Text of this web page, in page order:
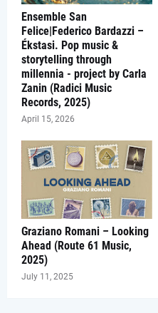
Ensemble San
Felice|Federico Bardazzi –
Ékstasi. Pop music &
storytelling through
millennia - project by Carla
Zanin (Radici Music
Records, 2025)
April 15, 2026
Graziano Romani – Looking
Ahead (Route 61 Music,
2025)
July 11, 2025